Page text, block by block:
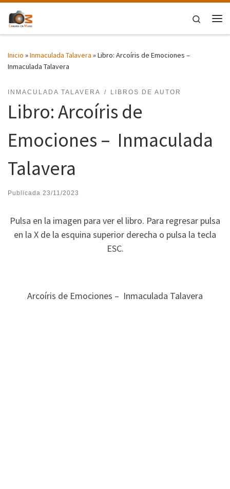
Saltar al contenido
Search
Inicio »Inmaculada Talavera »Libro: Arcoíris de Emociones –
Inmaculada Talavera
INMACULADA TALAVERA LIBROS DE AUTOR
Libro: Arcoíris de
Emociones – Inmaculada
Talavera
Publicada 23/11/2023
Pulsa en la imagen para ver el libro. Para regresar pulsa
en la X de la esquina superior derecha o pulsa la tecla
ESC.
Arcoíris de Emociones – Inmaculada Talavera